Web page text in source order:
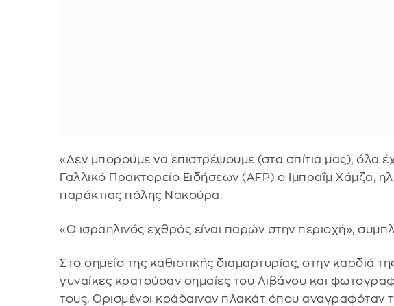
«Δεν μπορούμε να επιστρέψουμε (στα σπίτια μας), όλα
Γαλλικό Πρακτορείο Ειδήσεων (AFP) ο Ιμπραΐμ Χάμζα,
παράκτιας πόλης Νακούρα.
«Ο ισραηλινός εχθρός είναι παρών στην περιοχή»,
Στο σημείο της καθιστικής διαμαρτυρίας, στην καρδιά
γυναίκες κρατούσαν σημαίες του Λιβάνου και
τους. Ορισμένοι κράδαιναν πλακάτ όπου αναγραφόταν